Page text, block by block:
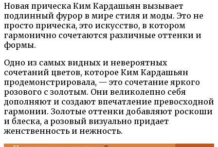
Новая прическа Ким Кардашьян вызывает
подлинный фурор в мире стиля и моды. Это не
просто прическа, это искусство, в котором
гармонично сочетаются различные оттенки и
формы.
Одно из самых видных и невероятных
сочетаний цветов, которое Ким Кардашьян
продемонстрировала, — это сочетание яркого
розового с золотым. Они великолепно себя
дополняют и создают впечатление превосходной
гармонии. Золотые оттенки добавляют роскоши
и блеска, а розовый визуально придает
женственность и нежность.